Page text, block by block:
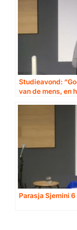
Studieavond:
van de mens, en
Parasja Sjemini